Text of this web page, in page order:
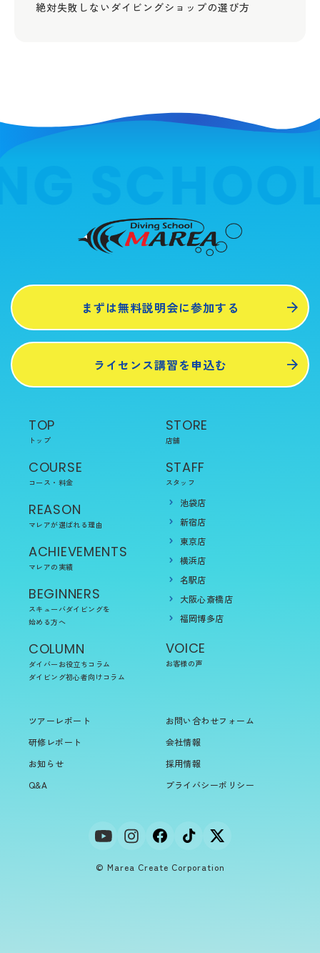
絶対失敗しないダイビングショップの選び方
まずは無料説明会に参加する
ライセンス講習を申込む
TOP
トップ
COURSE
コース・料金
REASON
マレアが選ばれる理由
ACHIEVEMENTS
マレアの実績
BEGINNERS
スキューバダイビングを
始める方へ
COLUMN
ダイバーお役立ちコラム
ダイビング初心者向けコラム
STORE
店舗
STAFF
スタッフ
池袋店
新宿店
東京店
横浜店
名駅店
大阪心斎橋店
福岡博多店
VOICE
お客様の声
ツアーレポート
研修レポート
お知らせ
Q&A
お問い合わせフォーム
会社情報
採用情報
プライバシーポリシー
© Marea Create Corporation